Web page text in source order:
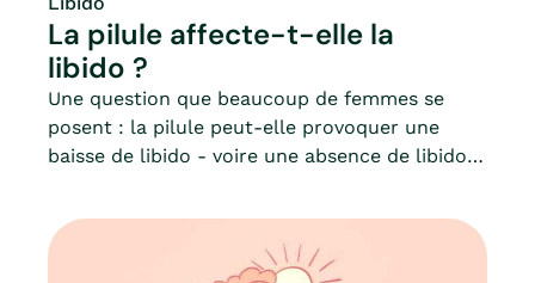
La pilule affecte-t-elle la
libido ?
Une question que beaucoup de femmes se
posent : la pilule peut-elle provoquer une
baisse de libido - voire une absence de libido ?
médecins, elles peuvent vous recommander un
changement de pilule (ou de contraception)
ou simplement vous informer de façon claire